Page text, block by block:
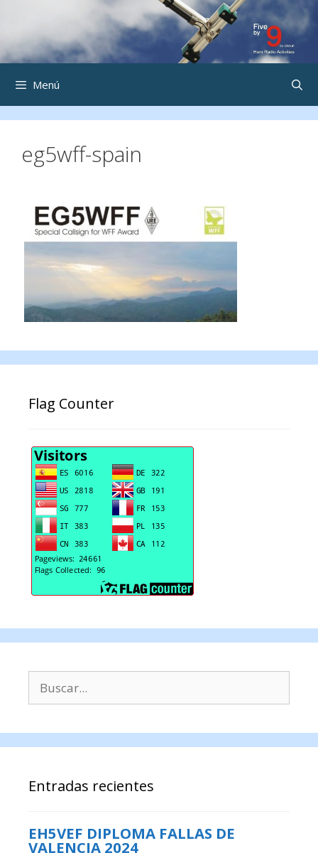
contenido
Menú
eg5wff-spain
Flag Counter
Entradas recientes
EH5VEF DIPLOMA FALLAS DE
VALENCIA 2024